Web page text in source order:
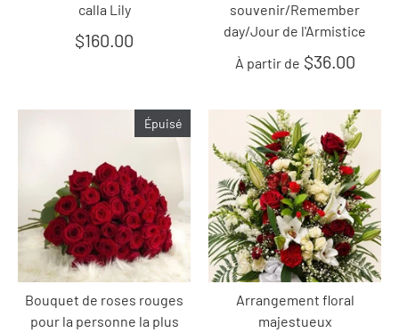
calla Lily
$160.00
souvenir/Remember
day/Jour de l'Armistice
À partir de $36.00
Bouquet de roses rouges
pour la personne la plus
Épuisé
Arrangement floral
majestueux